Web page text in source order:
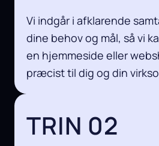
Vi indgår i afklarende
dine behov og mål, så vi
en hjemmeside eller
præcist til dig og din
TRIN 02